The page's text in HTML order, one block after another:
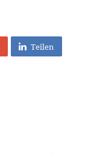
Teilen